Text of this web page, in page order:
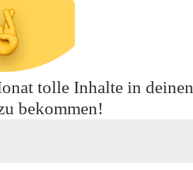
tolle Inhalte in deinen
bekommen!